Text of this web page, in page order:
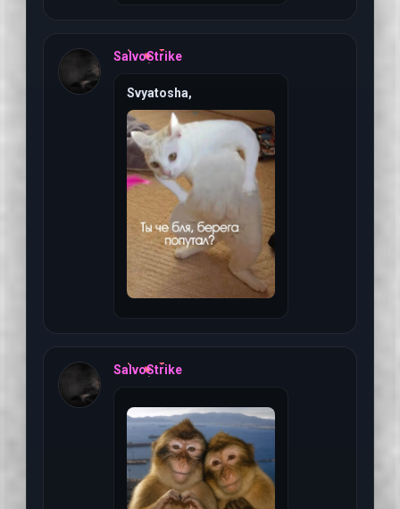
SalvoStrike
Svyatosha,
SalvoStrike